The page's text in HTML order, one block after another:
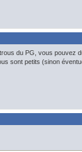
du PG, vous pouvez
sont petits (sinon